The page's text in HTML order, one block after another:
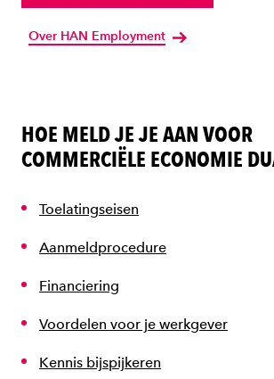
Over HAN Employment
HOE MELD JE JE AAN VOOR
COMMERCIËLE ECONOMIE
Toelatingseisen
Aanmeldprocedure
Financiering
Voordelen voor je werkgever
Kennis bijspijkeren